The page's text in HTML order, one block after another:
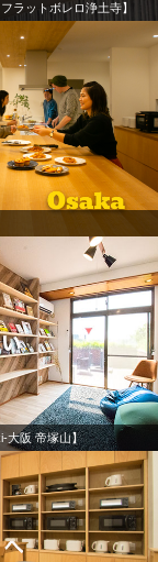
ラットボレロ浄土寺】
大阪 帝塚山】